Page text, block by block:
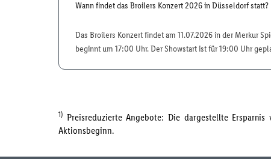
Wann findet das Broilers Konzert 2026 in Düsseldorf statt?
Das Broilers Konzert findet am 11.07.2026 in der Merkur
beginnt um 17:00 Uhr. Der Showstart ist für 19:00 Uhr
1) Preisreduzierte Angebote: Die dargestellte
Aktionsbeginn.